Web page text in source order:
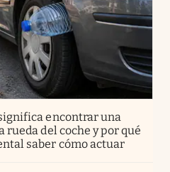
encontrar una
rueda del coche y por qué
saber cómo actuar